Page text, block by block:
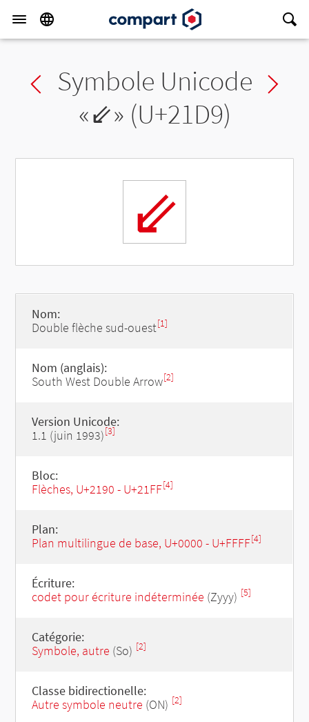
Previous char
Symbole Unicode
«⇙» (U+21D9)
⇙
Nom:
Double flèche sud-ouest[1]
Nom (anglais):
South West Double Arrow[2]
Version Unicode:
1.1 (juin 1993)[3]
Bloc:
Flèches, U+2190 - U+21FF[4]
Plan:
Plan multilingue de base, U+0000 - U+FFFF[4]
Écriture:
codet pour écriture indéterminée (Zyyy) [5]
Catégorie:
Symbole, autre (So) [2]
Classe bidirectionelle:
Autre symbole neutre (ON) [2]